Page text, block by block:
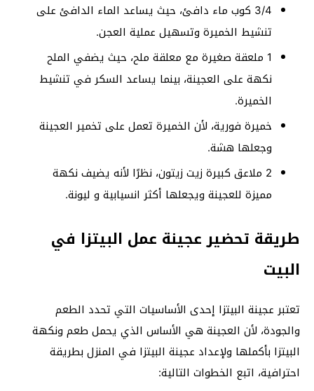
3/4 كوب ماء دافئ، حيث يساعد الماء الدافئ على
تنشيط الخميرة وتسهيل عملية العجن.
1 ملعقة صغيرة مع معلقة ملح، حيث يضفي الملح
نكهة على العجينة، بينما يساعد السكر في تنشيط
الخميرة.
خميرة فورية، لأن الخميرة تعمل على تخمير العجينة
وجعلها هشة.
2 ملاعق كبيرة زيت زيتون، نظرًا لأنه يضيف نكهة
مميزة للعجينة ويجعلها أكثر انسيابية و ليونة.
طريقة تحضير عجينة عمل البيتزا في
البيت
تعتبر عجينة البيتزا إحدى الأساسيات التي تحدد الطعم
والجودة، لأن العجينة هي الأساس الذي يحمل طعم ونكهة
البيتزا بأكملها ولإعداد عجينة البيتزا في المنزل بطريقة
احترافية، اتبع الخطوات التالية: